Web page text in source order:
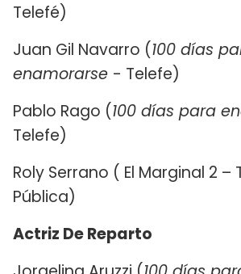
Telefé)
Juan Gil Navarro (100 días
enamorarse - Telefe)
Pablo Rago (100 días para
Telefe)
Roly Serrano ( El Marginal 2 –
Pública)
Actriz De Reparto